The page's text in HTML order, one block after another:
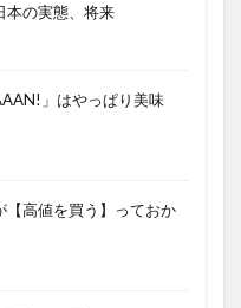
本の実態、将来
」はやっぱり美味
【高値を買う】っておか